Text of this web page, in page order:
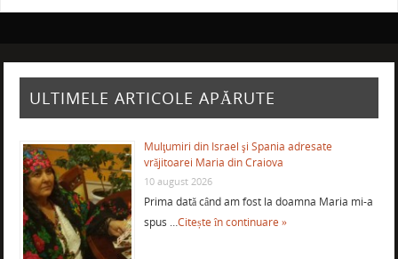
ULTIMELE ARTICOLE APĂRUTE
Mulţumiri din Israel şi Spania adresate
vrăjitoarei Maria din Craiova
10 august 2026
Prima dată când am fost la doamna Maria mi-a
spus …Citește în continuare »